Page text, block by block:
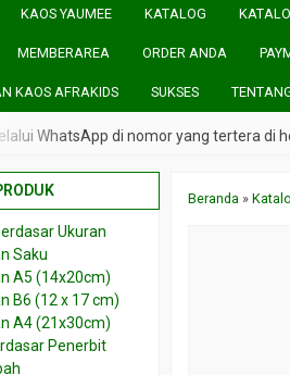
KAOS YAUMEE KATALOG
MEMBERAREA ORDER ANDA
KAOS AFRAKIDS SUKSES
WhatsApp di nomor yang tertera di
Beranda »
Ukuran
Saku
A5 (14x20cm)
B6 (12 x 17 cm)
A4 (21x30cm)
Penerbit